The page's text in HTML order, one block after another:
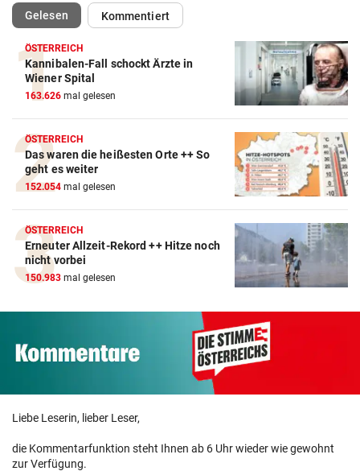
Gelesen(ausgewählt)Kommentiert
ÖSTERREICH
Kannibalen-Fall schockt Ärzte in
Wiener Spital
163.626 mal gelesen
ÖSTERREICH
Das waren die heißesten Orte ++ So
geht es weiter
152.054 mal gelesen
ÖSTERREICH
Erneuter Allzeit-Rekord ++ Hitze noch
nicht vorbei
150.983 mal gelesen
Liebe Leserin, lieber Leser,
die Kommentarfunktion steht Ihnen ab 6 Uhr wieder wie gewohnt
zur Verfügung.